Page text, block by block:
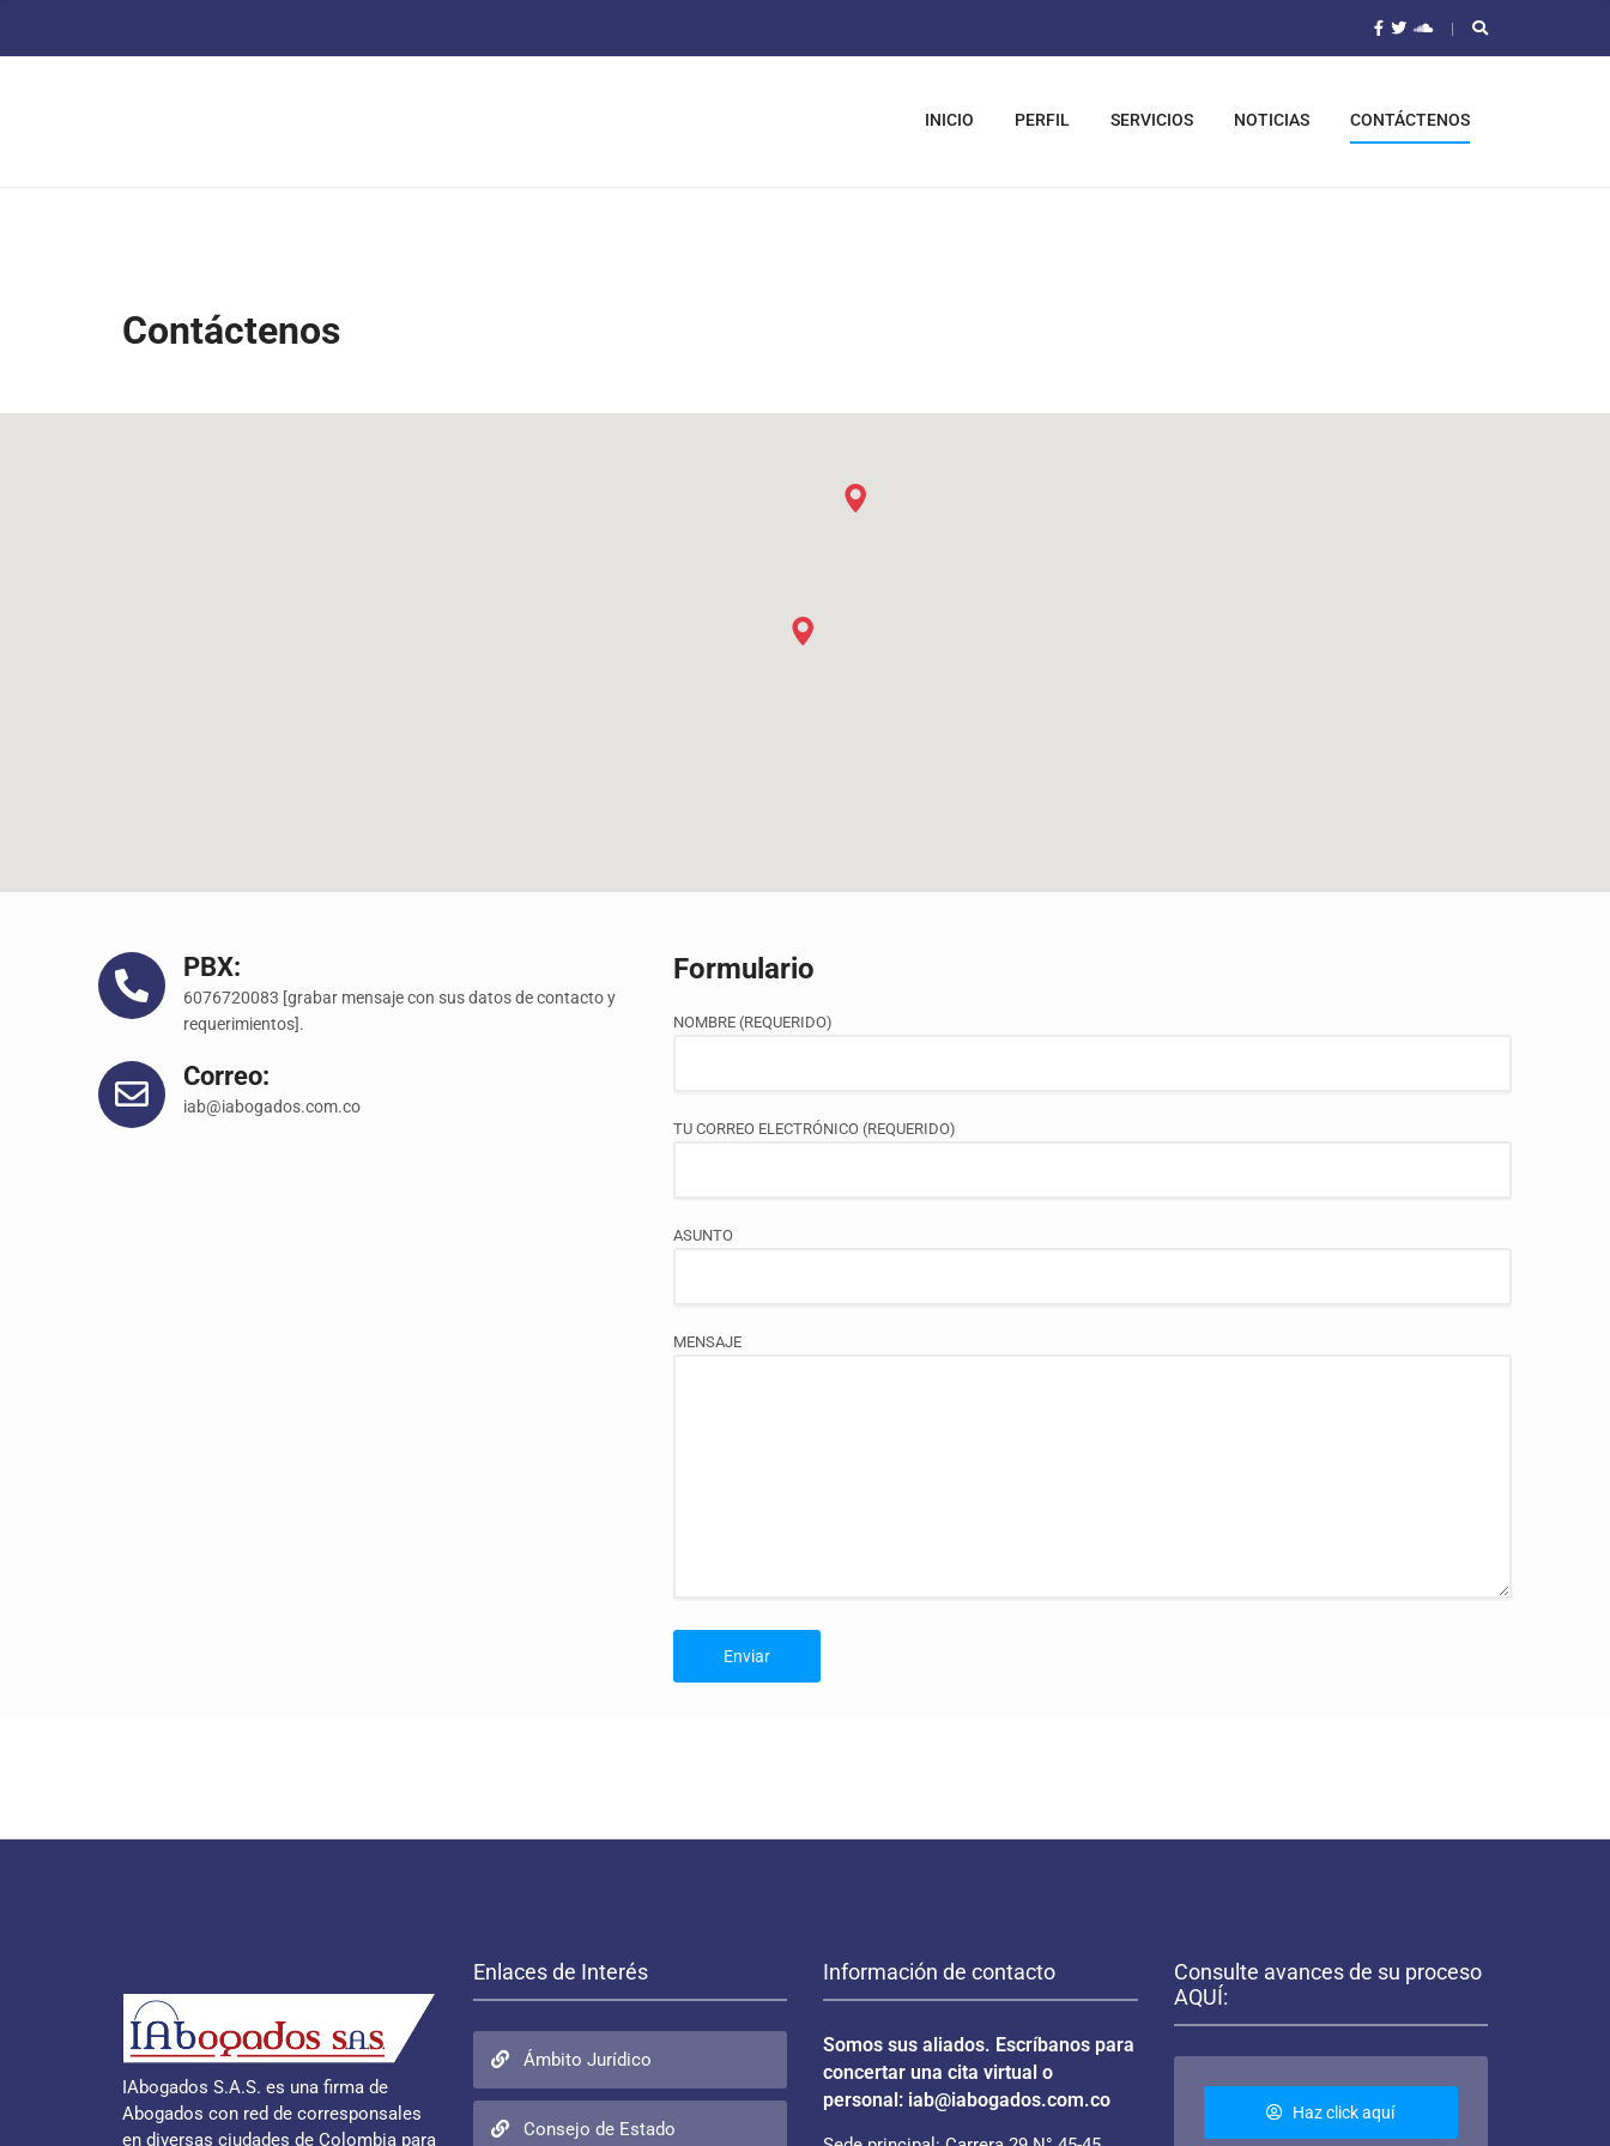
INICIO PERFIL SERVICIOS NOTICIAS CONTÁCTENOS
Contáctenos
PBX:
6076720083 [grabar mensaje con sus datos de contacto y
requerimientos].
Correo:
iab@iabogados.com.co
Formulario
NOMBRE (REQUERIDO)
TU CORREO ELECTRÓNICO (REQUERIDO)
ASUNTO
MENSAJE
IAbogados S.A.S. es una firma de
Abogados con red de corresponsales
en diversas ciudades de Colombia para
Enlaces de Interés
Ámbito Jurídico
Consejo de Estado
Información de contacto
Somos sus aliados. Escríbanos para
concertar una cita virtual o
personal: iab@iabogados.com.co
Consulte avances de su proceso
AQUÍ:
Haz click aquí